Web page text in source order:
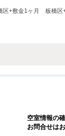
区+敷金1ヶ月 板橋区
空室情報の
お問合せは